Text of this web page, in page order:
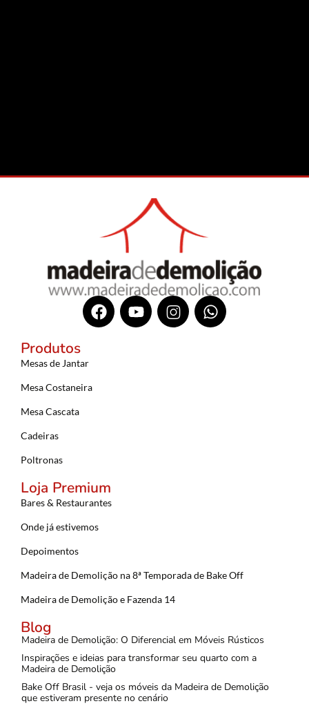
Produtos
Mesas de Jantar
Mesa Costaneira
Mesa Cascata
Cadeiras
Poltronas
Loja Premium
Bares & Restaurantes
Onde já estivemos
Depoimentos
Madeira de Demolição na 8ª Temporada de Bake Off
Madeira de Demolição e Fazenda 14
Blog
Madeira de Demolição: O Diferencial em Móveis Rústicos
Inspirações e ideias para transformar seu quarto com a
Madeira de Demolição
Bake Off Brasil - veja os móveis da Madeira de Demolição
que estiveram presente no cenário